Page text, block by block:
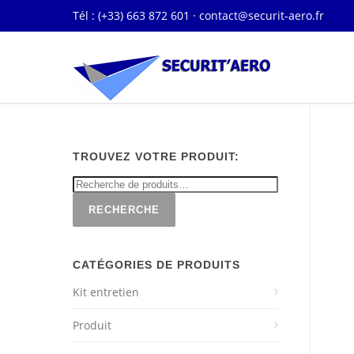
Tél : (+33) 663 872 601 · contact@securit-aero.fr
TROUVEZ VOTRE PRODUIT:
RECHERCHE
CATÉGORIES DE PRODUITS
Kit entretien
Produit